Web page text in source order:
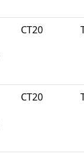
СТ20
СТ20